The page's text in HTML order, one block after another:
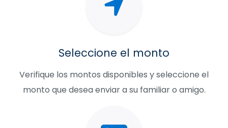
Seleccione el monto
Verifique los montos disponibles y seleccione el
monto que desea enviar a su familiar o amigo.